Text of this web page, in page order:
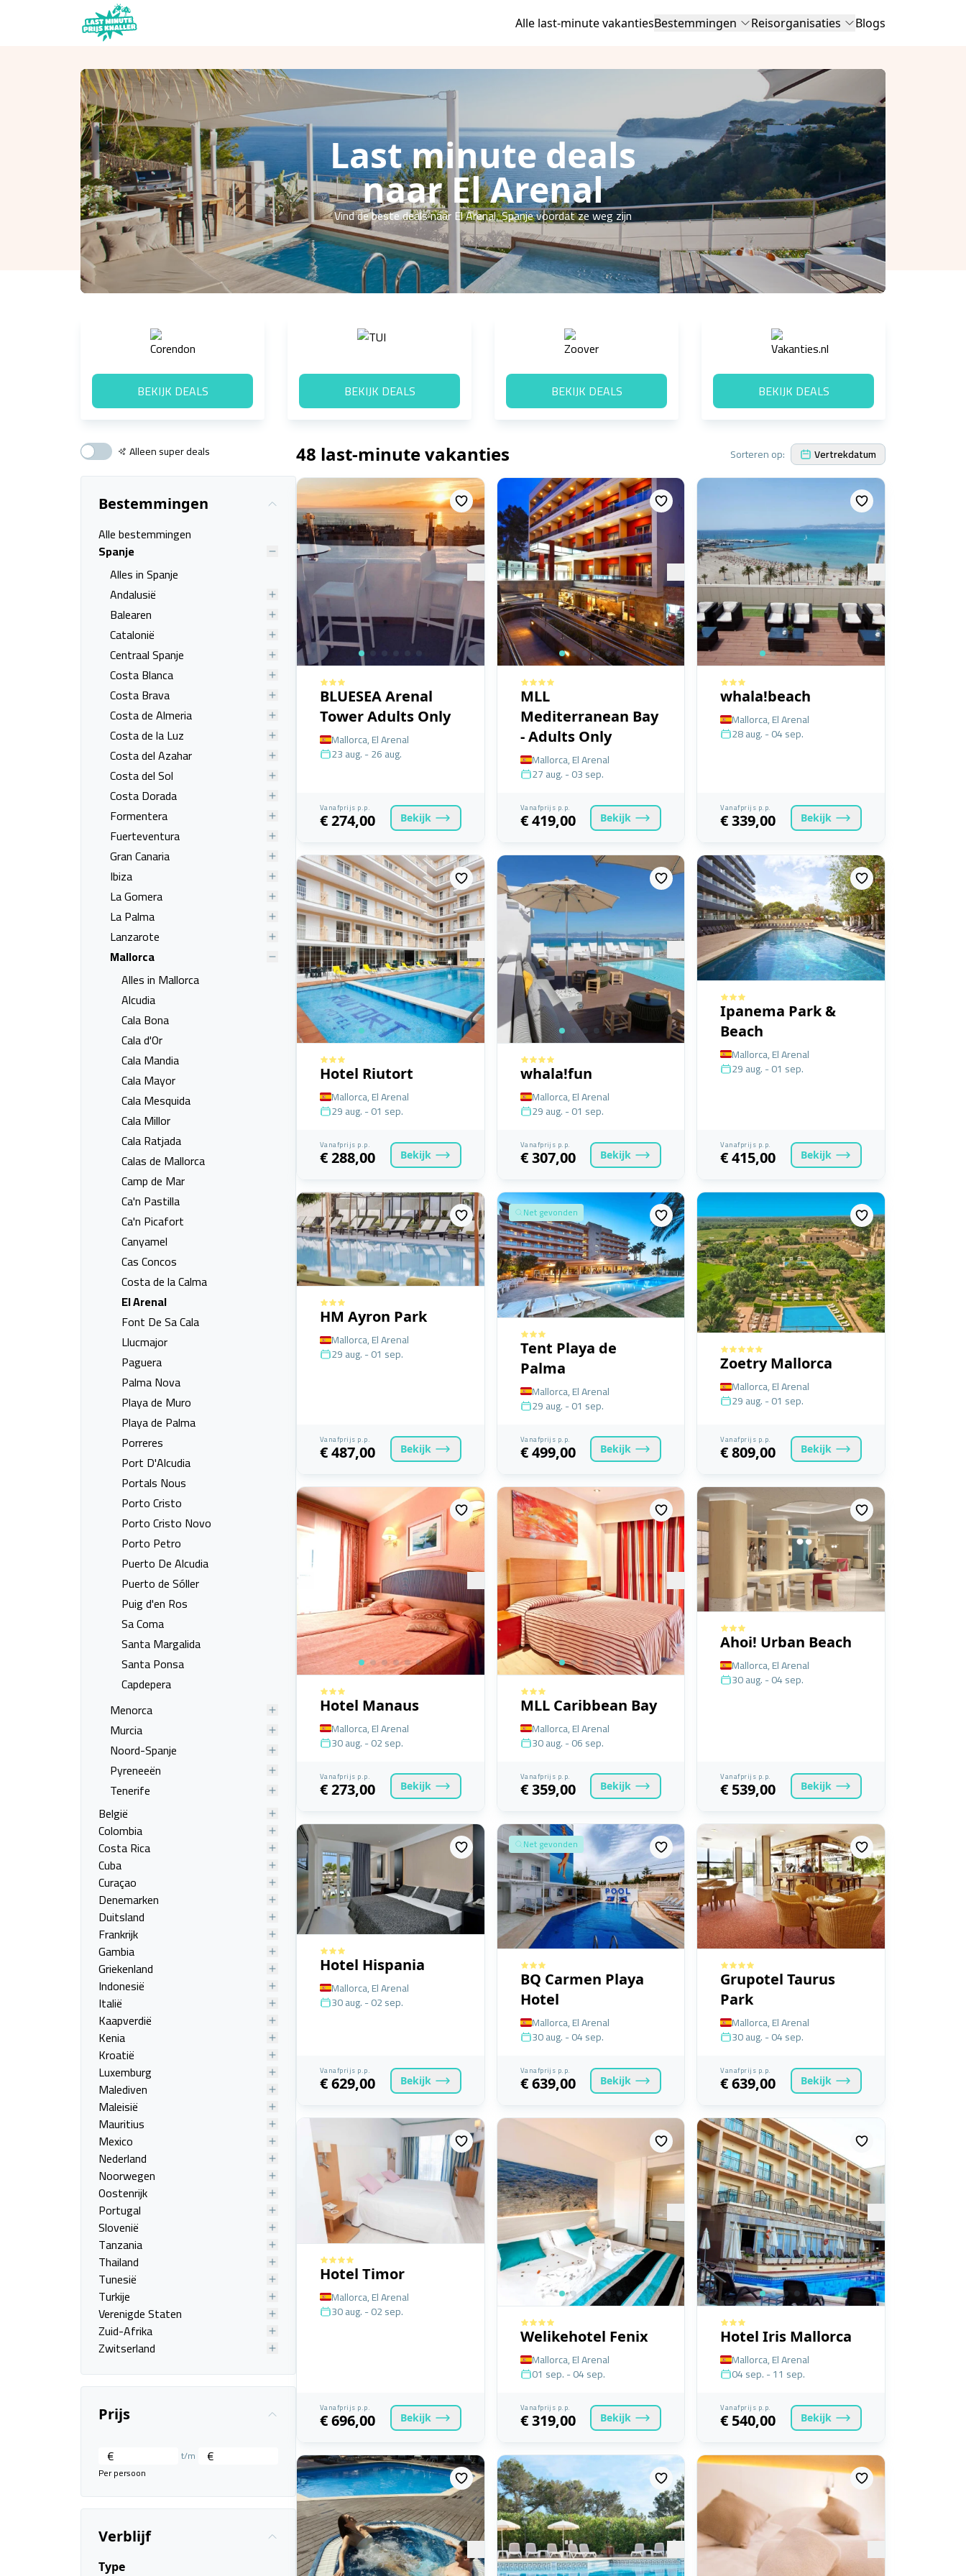
Alle last-minute vakantiesBestemmingen Reisorganisaties Blogs
Last minute deals
naar El Arenal
Vind de beste deals naar El Arenal, Spanje voordat ze weg zijn
BEKIJK DEALS BEKIJK DEALS BEKIJK DEALS BEKIJK DEALS
Alleen super deals
Bestemmingen
Alle bestemmingen
België
Colombia
Costa Rica
Cuba
Curaçao
Denemarken
Duitsland
Frankrijk
Gambia
Griekenland
Indonesië
Italië
Kaapverdië
Kenia
Kroatië
Luxemburg
Malediven
Maleisië
Mauritius
Mexico
Nederland
Noorwegen
Oostenrijk
Portugal
Slovenië
Spanje
Alles in Spanje
Andalusië
Balearen
Catalonië
Centraal Spanje
Costa Blanca
Costa Brava
Costa de Almeria
Costa de la Luz
Costa del Azahar
Costa del Sol
Costa Dorada
Formentera
Fuerteventura
Gran Canaria
Ibiza
La Gomera
La Palma
Lanzarote
Mallorca
Alles in Mallorca
Alcudia
Cala Bona
Cala d'Or
Cala Mandia
Cala Mayor
Cala Mesquida
Cala Millor
Cala Ratjada
Calas de Mallorca
Camp de Mar
Ca'n Pastilla
Ca'n Picafort
Canyamel
Cas Concos
Costa de la Calma
El Arenal
Font De Sa Cala
Llucmajor
Paguera
Palma Nova
Playa de Muro
Playa de Palma
Porreres
Port D'Alcudia
Portals Nous
Porto Cristo
Porto Cristo Novo
Porto Petro
Puerto De Alcudia
Puerto de Sóller
Puig d'en Ros
Sa Coma
Santa Margalida
Santa Ponsa
Capdepera
Menorca
Murcia
Noord-Spanje
Pyreneeën
Tenerife
Tanzania
Thailand
Tunesië
Turkije
Verenigde Staten
Zuid-Afrika
Zwitserland
Prijs
€ t/m €
Per persoon
Verblijf
Type
48 last-minute vakanties Sorteren op: Vertrekdatum
BLUESEA Arenal
Tower Adults Only
Mallorca, El Arenal
23 aug. - 26 aug.
Vanafprijs p.p.
€ 274,00 Bekijk
MLL
Mediterranean Bay
- Adults Only
Mallorca, El Arenal
27 aug. - 03 sep.
Vanafprijs p.p.
€ 419,00 Bekijk
whala!beach
Mallorca, El Arenal
28 aug. - 04 sep.
Vanafprijs p.p.
€ 339,00 Bekijk
Hotel Riutort
Mallorca, El Arenal
29 aug. - 01 sep.
Vanafprijs p.p.
€ 288,00 Bekijk
whala!fun
Mallorca, El Arenal
29 aug. - 01 sep.
Vanafprijs p.p.
€ 307,00 Bekijk
Ipanema Park &
Beach
Mallorca, El Arenal
29 aug. - 01 sep.
Vanafprijs p.p.
€ 415,00 Bekijk
HM Ayron Park
Mallorca, El Arenal
29 aug. - 01 sep.
Vanafprijs p.p.
€ 487,00 Bekijk
Net gevonden
Tent Playa de
Palma
Mallorca, El Arenal
29 aug. - 01 sep.
Vanafprijs p.p.
€ 499,00 Bekijk
Zoetry Mallorca
Mallorca, El Arenal
29 aug. - 01 sep.
Vanafprijs p.p.
€ 809,00 Bekijk
Hotel Manaus
Mallorca, El Arenal
30 aug. - 02 sep.
Vanafprijs p.p.
€ 273,00 Bekijk
MLL Caribbean Bay
Mallorca, El Arenal
30 aug. - 06 sep.
Vanafprijs p.p.
€ 359,00 Bekijk
Ahoi! Urban Beach
Mallorca, El Arenal
30 aug. - 04 sep.
Vanafprijs p.p.
€ 539,00 Bekijk
Hotel Hispania
Mallorca, El Arenal
30 aug. - 02 sep.
Vanafprijs p.p.
€ 629,00 Bekijk
Net gevonden
BQ Carmen Playa
Hotel
Mallorca, El Arenal
30 aug. - 04 sep.
Vanafprijs p.p.
€ 639,00 Bekijk
Grupotel Taurus
Park
Mallorca, El Arenal
30 aug. - 04 sep.
Vanafprijs p.p.
€ 639,00 Bekijk
Hotel Timor
Mallorca, El Arenal
30 aug. - 02 sep.
Vanafprijs p.p.
€ 696,00 Bekijk
Welikehotel Fenix
Mallorca, El Arenal
01 sep. - 04 sep.
Vanafprijs p.p.
€ 319,00 Bekijk
Hotel Iris Mallorca
Mallorca, El Arenal
04 sep. - 11 sep.
Vanafprijs p.p.
€ 540,00 Bekijk